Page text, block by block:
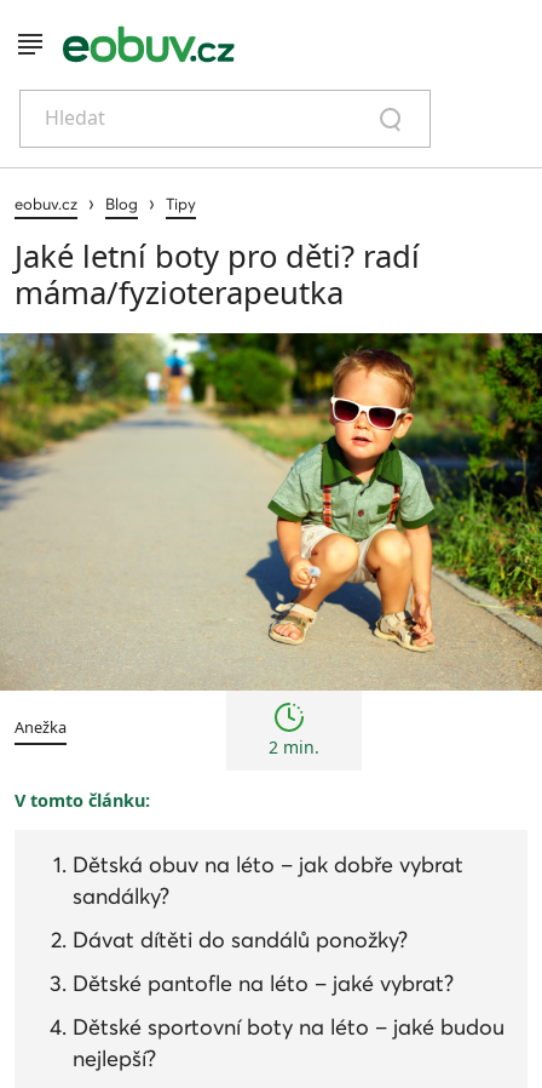
Hledat
eobuv.cz › Blog › Tipy
Jaké letní boty pro děti? radí
máma/fyzioterapeutka
Tipy
Anežka
2 min.
V tomto článku:
Dětská obuv na léto – jak dobře vybrat
sandálky?
Dávat dítěti do sandálů ponožky?
Dětské pantofle na léto – jaké vybrat?
Dětské sportovní boty na léto – jaké budou
nejlepší?